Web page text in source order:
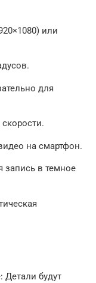
или
для
на смартфон.
запись в темное
будут